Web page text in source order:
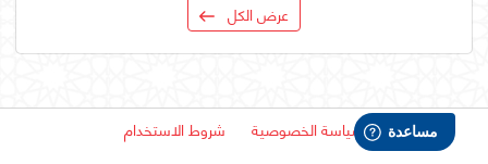
عرض الكل
سياسة الخصوصية
شروط الاستخدام